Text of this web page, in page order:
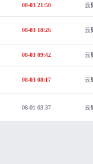
08-03 21:50 云
08-03 18:26 云
08-03 09:42 云
08-03 08:17 云
08-01 03:37 云